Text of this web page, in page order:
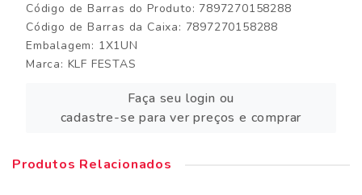
Código de Barras do Produto: 7897270158288
Código de Barras da Caixa: 7897270158288
Embalagem: 1X1UN
Marca: KLF FESTAS
Faça seu login ou
cadastre-se para ver preços e comprar
Produtos Relacionados